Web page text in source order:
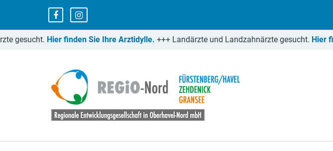
Regio-Nord Facebook
Hier finden Sie Ihre Arztidylle.+++Landärzte und Landzahnärzte gesucht.Hier finden